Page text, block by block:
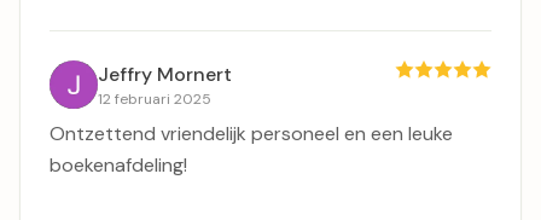
Jeffry Mornert
12 februari 2025
Ontzettend vriendelijk personeel en een leuke
boekenafdeling!